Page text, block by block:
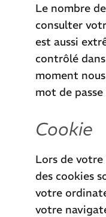
Le nombre
consulter
est aussi
contrôlé
moment
mot de
Cookie
Lors de
des cookies
votre
votre